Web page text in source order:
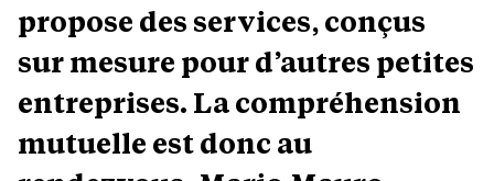
propose des services, conçus
sur mesure pour d’autres petites
entreprises. La compréhension
mutuelle est donc au